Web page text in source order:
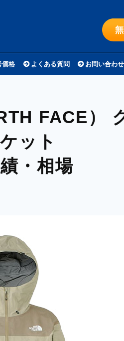
価格 よくある質問 お問い合わせ
FACE）
ット
・相場